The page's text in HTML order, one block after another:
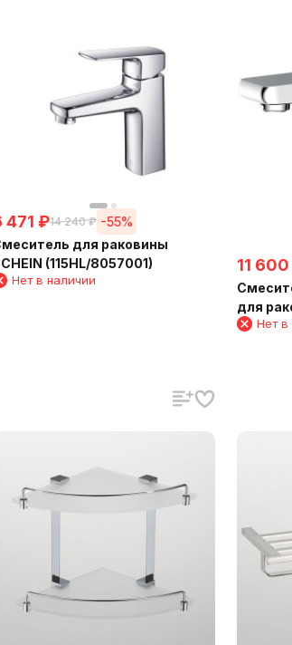
471 ₽14 240 ₽ -55%
для раковины
(115HL/8057001)
Нет в наличии
11 600
для
Нет в